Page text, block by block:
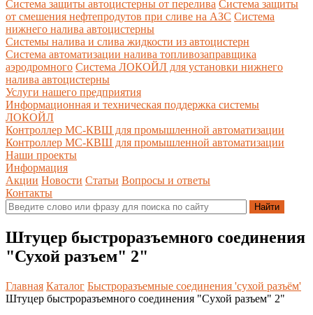
Система защиты автоцистерны от перелива Система защиты
от смешения нефтепродутов при сливе на АЗС Система
нижнего налива автоцистерны
Системы налива и слива жидкости из автоцистерн
Система автоматизации налива топливозаправщика
аэродромного Система ЛОКОЙЛ для установки нижнего
налива автоцистерны
Услуги нашего предприятия
Информационная и техническая поддержка системы
ЛОКОЙЛ
Контроллер МС-КВШ для промышленной автоматизации
Контроллер МС-КВШ для промышленной автоматизации
Наши проекты
Информация
Акции Новости Статьи Вопросы и ответы
Контакты
Штуцер быстроразъемного соединения
"Сухой разъем" 2"
Главная Каталог Быстроразъемные соединения 'сухой разъём'
Штуцер быстроразъемного соединения "Сухой разъем" 2"